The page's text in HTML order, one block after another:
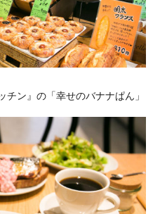
ン』の「幸せのバナナぱん」